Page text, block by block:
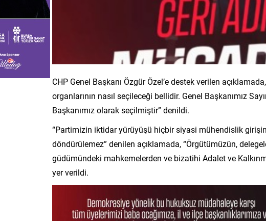
CHP Genel Başkanı Özgür Özel’e destek verilen
organlarının nasıl seçileceği bellidir. Genel Başkanımız
Başkanımız olarak seçilmiştir” denildi.
“Partimizin iktidar yürüyüşü hiçbir siyasi mühendislik
döndürülemez” denilen açıklamada, “Örgütümüzün,
güdümündeki mahkemelerden ve bizatihi Adalet ve
yer verildi.